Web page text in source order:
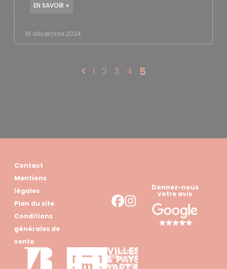
EN SAVOIR +
19 décembre 2024
1 2 3 4 5
Contact
Mentions
légales
Plan du site
Conditions
générales de
vente
Donnez-nous
votre avis